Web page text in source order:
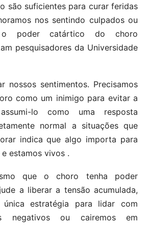
são suficientes para curar feridas
nos sentindo culpados ou
o poder catártico do choro
pesquisadores da Universidade
nossos sentimentos. Precisamos
como um inimigo para evitar a
lo como uma resposta
normal a situações que
indica que algo importa para
estamos vivos .
que o choro tenha poder
a liberar a tensão acumulada,
estratégia para lidar com
negativos ou cairemos em